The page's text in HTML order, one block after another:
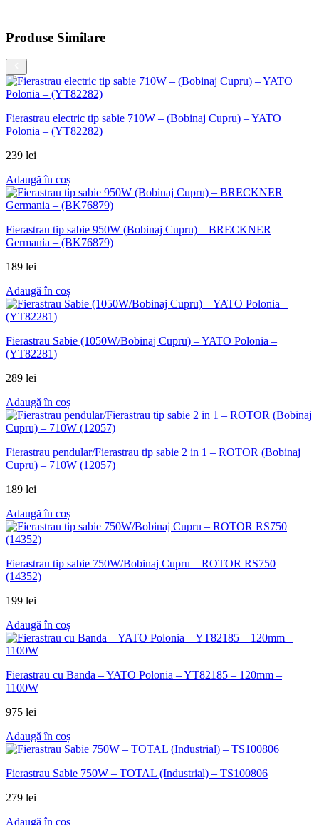
Produse Similare
Fierastrau electric tip sabie 710W – (Bobinaj Cupru) – YATO
Polonia – (YT82282)
239 lei
Adaugă în coș
Fierastrau tip sabie 950W (Bobinaj Cupru) – BRECKNER
Germania – (BK76879)
189 lei
Adaugă în coș
Fierastrau Sabie (1050W/Bobinaj Cupru) – YATO Polonia –
(YT82281)
289 lei
Adaugă în coș
Fierastrau pendular/Fierastrau tip sabie 2 in 1 – ROTOR (Bobinaj
Cupru) – 710W (12057)
189 lei
Adaugă în coș
Fierastrau tip sabie 750W/Bobinaj Cupru – ROTOR RS750
(14352)
199 lei
Adaugă în coș
Fierastrau cu Banda – YATO Polonia – YT82185 – 120mm –
1100W
975 lei
Adaugă în coș
Fierastrau Sabie 750W – TOTAL (Industrial) – TS100806
279 lei
Adaugă în coș